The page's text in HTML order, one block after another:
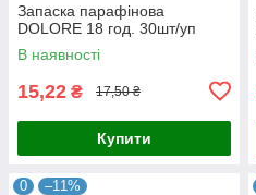
Запаска парафінова
DOLORE 18 год. 30шт/уп
В наявності
15,22 ₴ 17,50 ₴
Купити
0 –11%